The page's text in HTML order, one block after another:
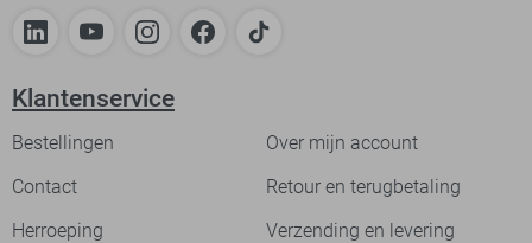
Klantenservice
Bestellingen
Over mijn account
Contact
Retour en terugbetaling
Herroeping
Verzending en levering